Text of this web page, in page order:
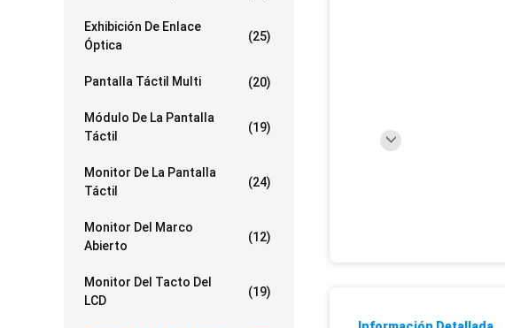
Exhibición De Enlace
Óptica
(25)
Pantalla Táctil Multi (20)
Módulo De La Pantalla
Táctil
(19)
Monitor De La Pantalla
Táctil
(24)
Monitor Del Marco
Abierto
(12)
Monitor Del Tacto Del
LCD
(19)